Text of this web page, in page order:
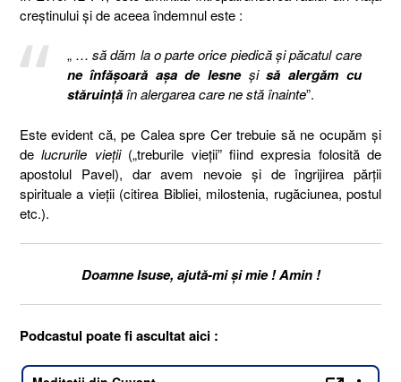
creștinului și de aceea îndemnul este :
„ …să dăm la o parte orice piedică şi păcatul care
ne înfăşoară aşa de lesneşisă alergăm cu
stăruinţăîn alergarea care ne stă înainte”.
Este evident că, pe Calea spre Cer trebuie să ne ocupăm și
delucrurile vieții(„treburile vieții” fiind expresia folosită de
apostolul Pavel), dar avem nevoie și de îngrijirea părții
spirituale a vieții (citirea Bibliei, milostenia, rugăciunea, postul
etc.).
Doamne Isuse, ajută-mi și mie ! Amin !
Podcastul poate fi ascultat aici :